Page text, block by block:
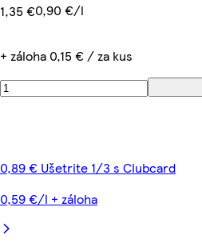
1,35 €0,90 €/l
+ záloha 0,15 € / za kus
0,89 € Ušetrite 1/3 s Clubcard
0,59 €/l + záloha